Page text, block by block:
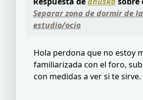
Separar zona de dormir de
estudio/ocio
Hola perdona que no estoy
familiarizada con el foro,
con medidas a ver si te sirve.